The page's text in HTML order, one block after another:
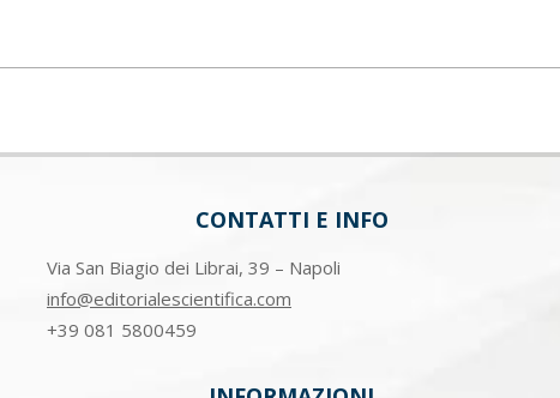
CONTATTI E INFO
Via San Biagio dei Librai, 39 – Napoli
info@editorialescientifica.com
+39 081 5800459